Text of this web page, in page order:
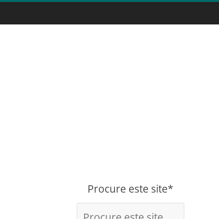
Procure este site*